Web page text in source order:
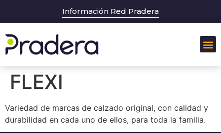
Información Red Pradera
FLEXI
Variedad de marcas de calzado original, con calidad y
durabilidad en cada uno de ellos, para toda la familia.